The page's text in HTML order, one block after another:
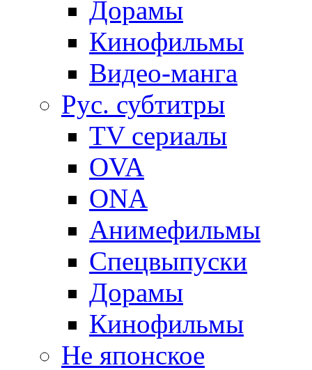
Дорамы
Кинофильмы
Видео-манга
Рус. субтитры
TV сериалы
OVA
ONA
Анимефильмы
Спецвыпуски
Дорамы
Кинофильмы
Не японское